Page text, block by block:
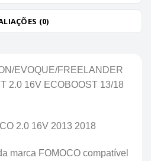
(0)
EVOQUE/FREELANDER
2.0 16V ECOBOOST 13/18
2.0 16V 2013 2018
marca FOMOCO compatível